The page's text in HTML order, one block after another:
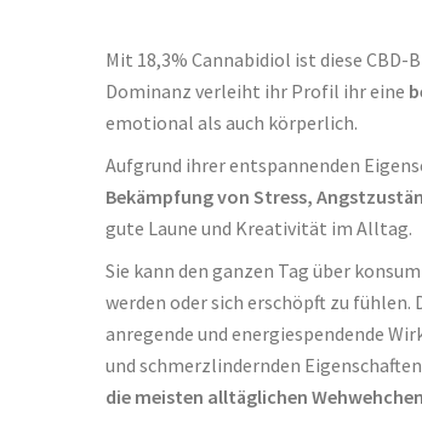
Mit 18,3% Cannabidiol ist diese
Dominanz verleiht ihr Profil ihr eine
emotional als auch körperlich.
Aufgrund ihrer entspannenden
Bekämpfung von Stress,
gute Laune und Kreativität im Alltag.
Sie kann den ganzen Tag über
werden oder sich erschöpft zu fühlen.
anregende und energiespendende
und schmerzlindernden
die meisten alltäglichen Wehwehchen